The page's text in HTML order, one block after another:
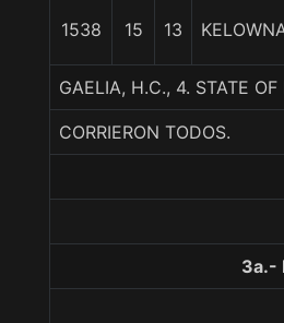
1538 15 13
GAELIA, H.C., 4. STATE
CORRIERON TODOS.
3a.-